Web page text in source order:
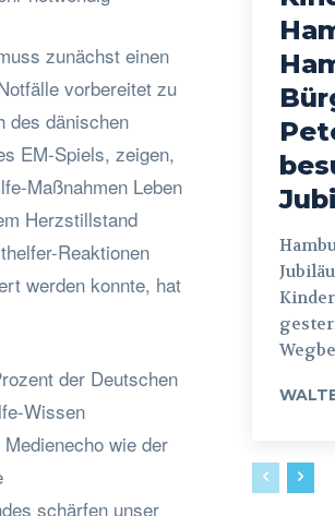
zunächst einen
vorbereitet zu
des dänischen
EM-Spiels, zeigen,
Maßnahmen Leben
Herzstillstand
Reaktionen
werden konnte, hat
der Deutschen
Wissen
wie der
schärfen unser
Hamburg (ots)